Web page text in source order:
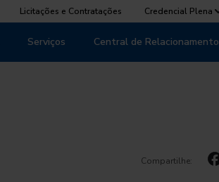
Licitações e Contratações Credencial Plena
Serviços Central de Relacionamento
Compartilhe: